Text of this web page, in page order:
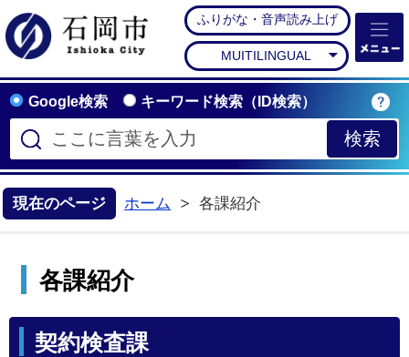
石岡市公式ホームペー
ふりがな・音声読み上げ
MUITILINGUAL
Google検索 キーワード検索（ID検索）
現在のページ ホーム 各課紹介
各課紹介
契約検査課